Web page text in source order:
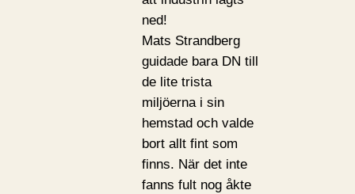
ned!
Mats Strandberg
guidade bara DN till
de lite trista
miljöerna i sin
hemstad och valde
bort allt fint som
finns. När det inte
fanns fult nog åkte